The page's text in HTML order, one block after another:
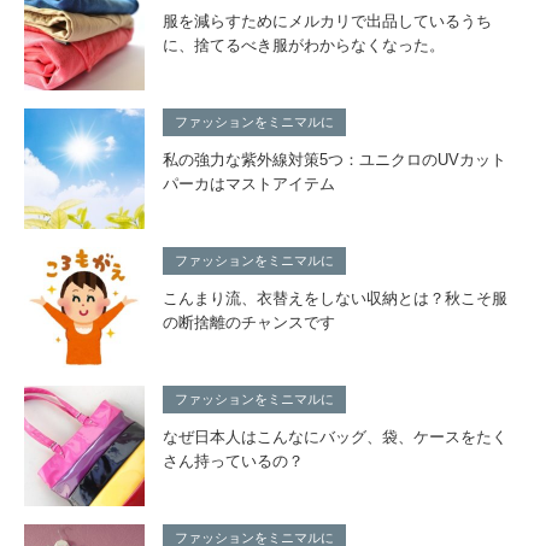
服を減らすためにメルカリで出品しているうち
に、捨てるべき服がわからなくなった。
ファッションをミニマルに
私の強力な紫外線対策5つ：ユニクロのUVカット
パーカはマストアイテム
ファッションをミニマルに
こんまり流、衣替えをしない収納とは？秋こそ服
の断捨離のチャンスです
ファッションをミニマルに
なぜ日本人はこんなにバッグ、袋、ケースをたく
さん持っているの？
ファッションをミニマルに